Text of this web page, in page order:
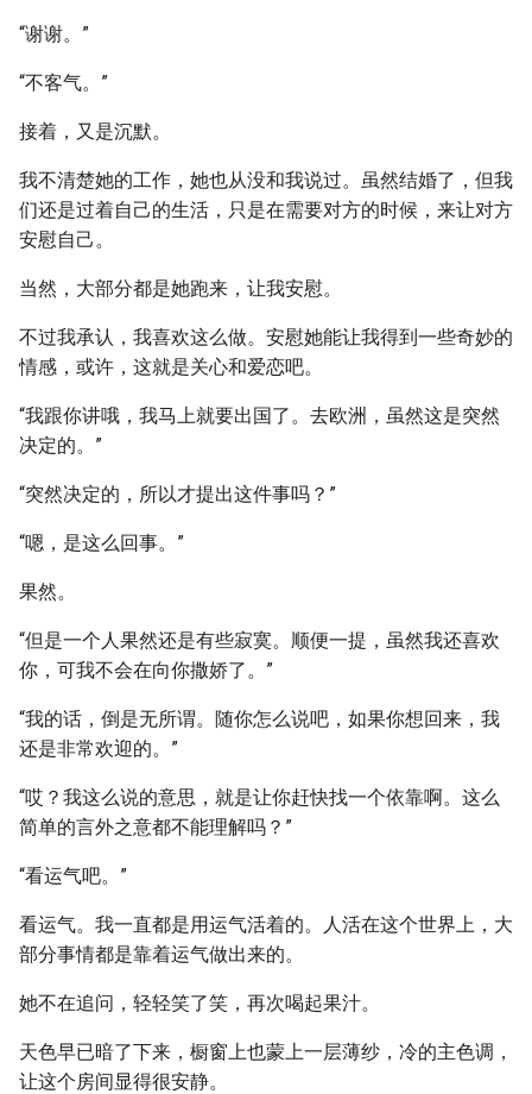
“谢谢。”
“不客气。”
接着，又是沉默。
我不清楚她的工作，她也从没和我说过。虽然结婚了，但我
们还是过着自己的生活，只是在需要对方的时候，来让对方
安慰自己。
当然，大部分都是她跑来，让我安慰。
不过我承认，我喜欢这么做。安慰她能让我得到一些奇妙的
情感，或许，这就是关心和爱恋吧。
“我跟你讲哦，我马上就要出国了。去欧洲，虽然这是突然
决定的。”
“突然决定的，所以才提出这件事吗？”
“嗯，是这么回事。”
果然。
“但是一个人果然还是有些寂寞。顺便一提，虽然我还喜欢
你，可我不会在向你撒娇了。”
“我的话，倒是无所谓。随你怎么说吧，如果你想回来，我
还是非常欢迎的。”
“哎？我这么说的意思，就是让你赶快找一个依靠啊。这么
简单的言外之意都不能理解吗？”
“看运气吧。”
看运气。我一直都是用运气活着的。人活在这个世界上，大
部分事情都是靠着运气做出来的。
她不在追问，轻轻笑了笑，再次喝起果汁。
天色早已暗了下来，橱窗上也蒙上一层薄纱，冷的主色调，
让这个房间显得很安静。